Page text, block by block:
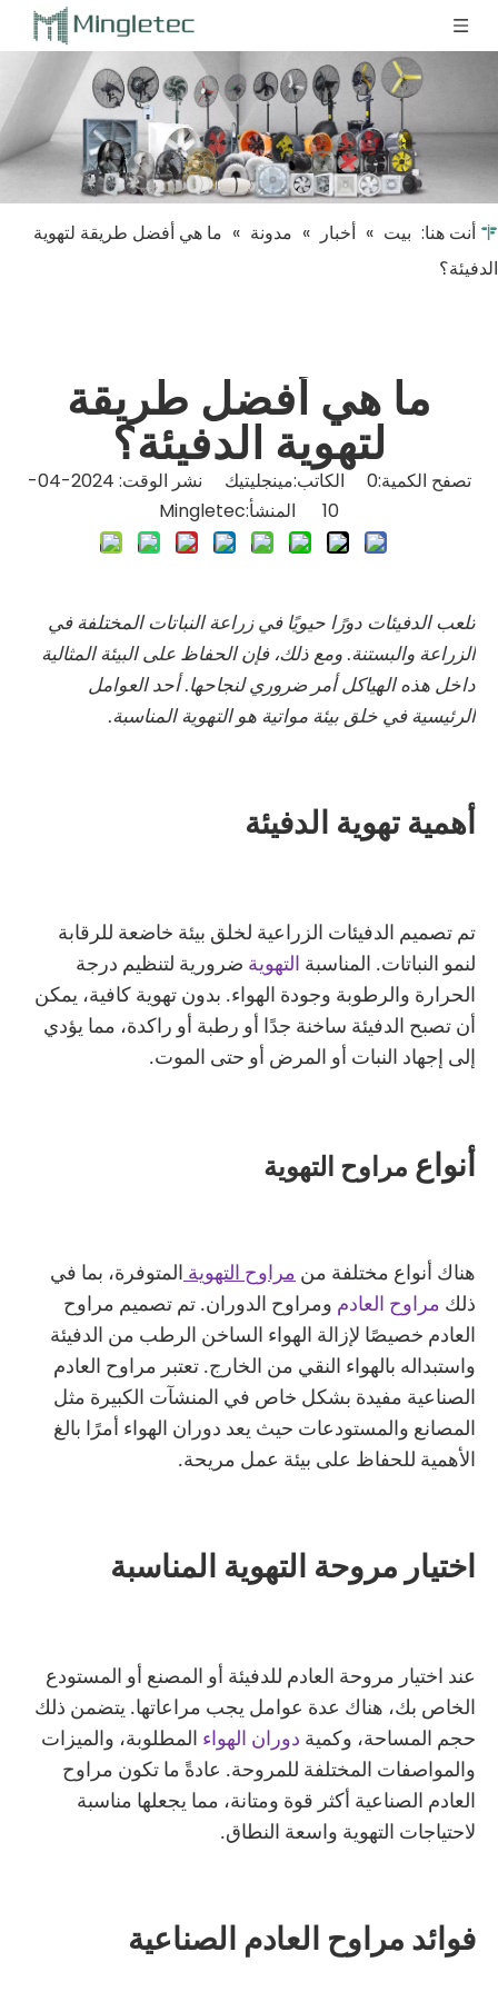
أنت هنا: بيت » أخبار » مدونة » ما هي أفضل طريقة لتهوية
الدفيئة؟
ما هي أفضل طريقة
لتهوية الدفيئة؟
تصفح الكمية:0
الكاتب:مينجليتيك نشر الوقت: 2024-04-
10 المنشأ:
Mingletec
تلعب الدفيئات دورًا حيويًا في زراعة النباتات المختلفة في
الزراعة والبستنة. ومع ذلك، فإن الحفاظ على البيئة المثالية
داخل هذه الهياكل أمر ضروري لنجاحها. أحد العوامل
الرئيسية في خلق بيئة مواتية هو التهوية المناسبة.
أهمية تهوية الدفيئة
تم تصميم الدفيئات الزراعية لخلق بيئة خاضعة للرقابة
لنمو النباتات. المناسبة التهوية ضرورية لتنظيم درجة
الحرارة والرطوبة وجودة الهواء. بدون تهوية كافية، يمكن
أن تصبح الدفيئة ساخنة جدًا أو رطبة أو راكدة، مما يؤدي
إلى إجهاد النبات أو المرض أو حتى الموت.
أنواع مراوح التهوية
هناك أنواع مختلفة من مراوح التهوية المتوفرة، بما في
ذلك مراوح العادم ومراوح الدوران. تم تصميم مراوح
العادم خصيصًا لإزالة الهواء الساخن الرطب من الدفيئة
واستبداله بالهواء النقي من الخارج. تعتبر مراوح العادم
الصناعية مفيدة بشكل خاص في المنشآت الكبيرة مثل
المصانع والمستودعات حيث يعد دوران الهواء أمرًا بالغ
الأهمية للحفاظ على بيئة عمل مريحة.
اختيار مروحة التهوية المناسبة
عند اختيار مروحة العادم للدفيئة أو المصنع أو المستودع
الخاص بك، هناك عدة عوامل يجب مراعاتها. يتضمن ذلك
حجم المساحة، وكمية دوران الهواء المطلوبة، والميزات
والمواصفات المختلفة للمروحة. عادةً ما تكون مراوح
العادم الصناعية أكثر قوة ومتانة، مما يجعلها مناسبة
لاحتياجات التهوية واسعة النطاق.
فوائد مراوح العادم الصناعية